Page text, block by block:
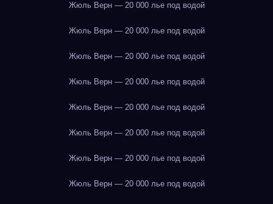
Жюль Верн — 20 000 лье под водой
Жюль Верн — 20 000 лье под водой
Жюль Верн — 20 000 лье под водой
Жюль Верн — 20 000 лье под водой
Жюль Верн — 20 000 лье под водой
Жюль Верн — 20 000 лье под водой
Жюль Верн — 20 000 лье под водой
Жюль Верн — 20 000 лье под водой